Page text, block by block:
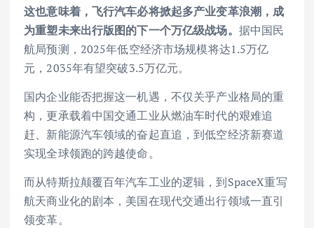
这也意味着，飞行汽车必将掀起多产业变革浪潮，成
为重塑未来出行版图的下一个万亿级战场。 据中国民
航局预测，2025年低空经济市场规模将达1.5万亿
元，2035年有望突破3.5万亿元。
国内企业能否把握这一机遇，不仅关乎产业格局的重
构，更承载着中国交通工业从燃油车时代的艰难追
赶、新能源汽车领域的奋起直追，到低空经济新赛道
实现全球领跑的跨越使命。
而从特斯拉颠覆百年汽车工业的逻辑，到SpaceX重写
航天商业化的剧本，美国在现代交通出行领域一直引
领变革。